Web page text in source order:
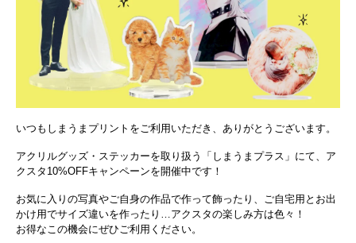
いつもしまうまプリントをご利用いただき、ありがとうございます。
アクリルグッズ・ステッカーを取り扱う「しまうまプラス」にて、ア
クスタ10%OFFキャンペーンを開催中です！
お気に入りの写真やご自身の作品で作って飾ったり、ご自宅用とお出
かけ用でサイズ違いを作ったり…アクスタの楽しみ方は色々！
お得なこの機会にぜひご利用ください。